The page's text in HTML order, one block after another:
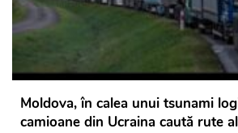
Moldova, în calea unui tsunami
camioane din Ucraina caută rute